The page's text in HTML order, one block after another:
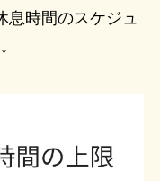
息時間のスケジュ